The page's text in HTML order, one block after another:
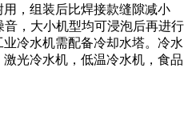
，组装后比焊接款缝隙减小
音，大小机型均可浸泡后再进行
冷水机需配备冷却水塔。冷水
光冷水机，低温冷水机，食品